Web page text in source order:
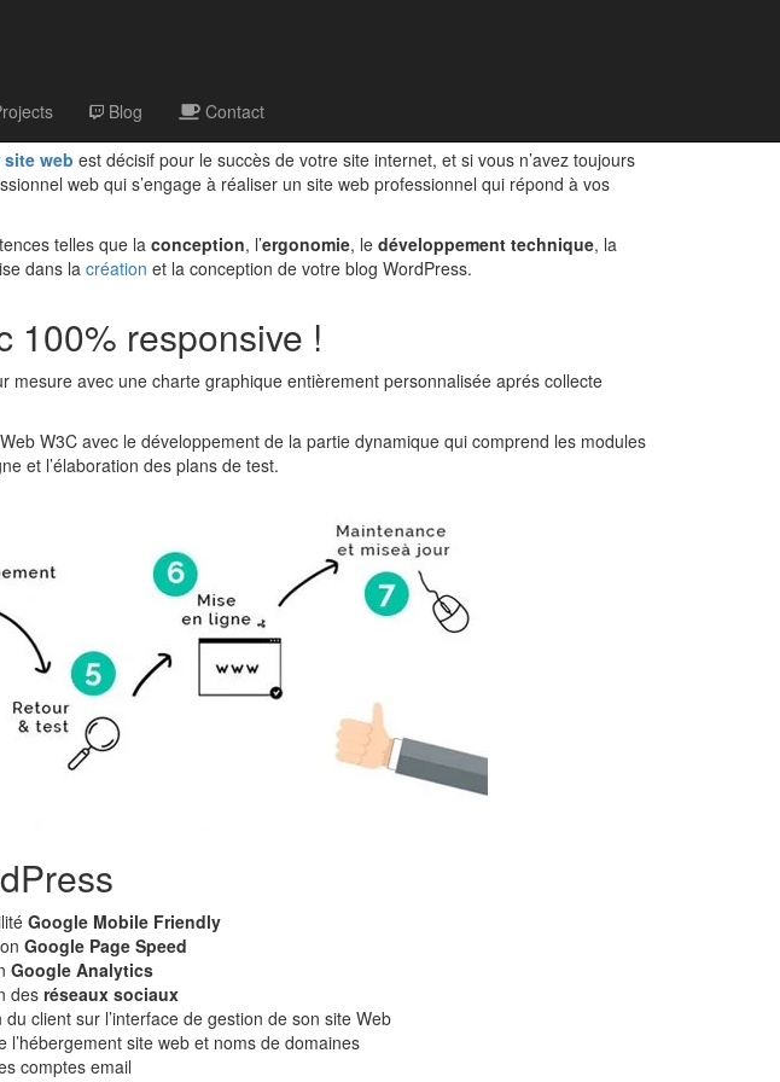
Blog Contact
web est décisif pour le succès de votre site internet, et si vous n’avez toujours
web qui s’engage à réaliser un site web professionnel qui répond à vos
telles que la conception, l’ergonomie, le développement technique, la
dans la création et la conception de votre blog WordPress.
100% responsive !
avec une charte graphique entièrement personnalisée aprés collecte
W3C avec le développement de la partie dynamique qui comprend les modules
et l’élaboration des plans de test.
Google Mobile Friendly
Google Page Speed
Google Analytics
desréseaux sociaux
du client sur l’interface de gestion de son site Web
l’hébergement site web et noms de domaines
comptes email